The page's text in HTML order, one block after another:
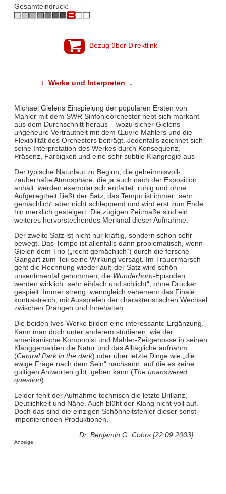
Gesamteindruck:
Bezug über Direktlink
↓ Werke und Interpreten ↓
Michael Gielens Einspielung der populären Ersten von
Mahler mit dem SWR Sinfonieorchester hebt sich markant
aus dem Durchschnitt heraus – wozu sicher Gielens
ungeheure Vertrautheit mit dem Œuvre Mahlers und die
Flexibilität des Orchesters beiträgt. Jedenfalls zeichnet sich
seine Interpretation des Werkes durch Konsequenz,
Präsenz, Farbigkeit und eine sehr subtile Klangregie aus
Der typische Naturlaut zu Beginn, die geheimnisvoll-
zauberhafte Atmosphäre, die ja auch nach der Exposition
anhält, werden exemplarisch entfaltet; ruhig und ohne
Aufgeregtheit fließt der Satz, das Tempo ist immer „sehr
gemächlich“ aber nicht schleppend und wird erst zum Ende
hin merklich gesteigert. Die zügigen Zeitmaße sind ein
weiteres hervorstechendes Merkmal dieser Aufnahme.
Der zweite Satz ist nicht nur kräftig, sondern schon sehr
bewegt. Das Tempo ist allenfalls dann problematisch, wenn
Gielen dem Trio („recht gemächlich“) durch die forsche
Gangart zum Teil seine Wirkung versagt. Im Trauermarsch
geht die Rechnung wieder auf; der Satz wird schön
unsentimental genommen, die Wunderhorn-Episoden
werden wirklich „sehr einfach und schlicht“, ohne Drücker
gespielt. Immer streng, wenngleich vehement das Finale,
kontrastreich, mit Ausspielen der charakteristischen Wechsel
zwischen Drängen und Innehalten.
Die beiden Ives-Werke bilden eine interessante Ergänzung.
Kann man doch unter anderem studieren, wie der
amerikanische Komponist und Mahler-Zeitgenosse in seinen
Klanggemälden die Natur und das Alltägliche aufnahm
(Central Park in the dark) oder über letzte Dinge wie „die
ewige Frage nach dem Sein“ nachsann, auf die es keine
gültigen Antworten gibt, geben kann (The unanswered
question).
Leider fehlt der Aufnahme technisch die letzte Brillanz,
Deutlichkeit und Nähe. Auch blüht der Klang nicht voll auf.
Doch das sind die einzigen Schönheitsfehler dieser sonst
imponierenden Produktionen.
Dr. Benjamin G. Cohrs [22.09.2003]
Anzeige